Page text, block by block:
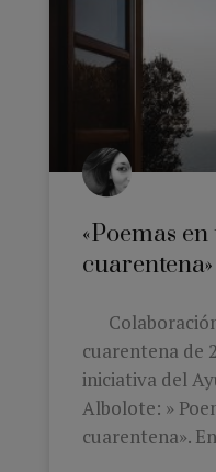
«Poemas
cuarentena»
cuarentena de
iniciativa del
Albolote: »
cuarentena».